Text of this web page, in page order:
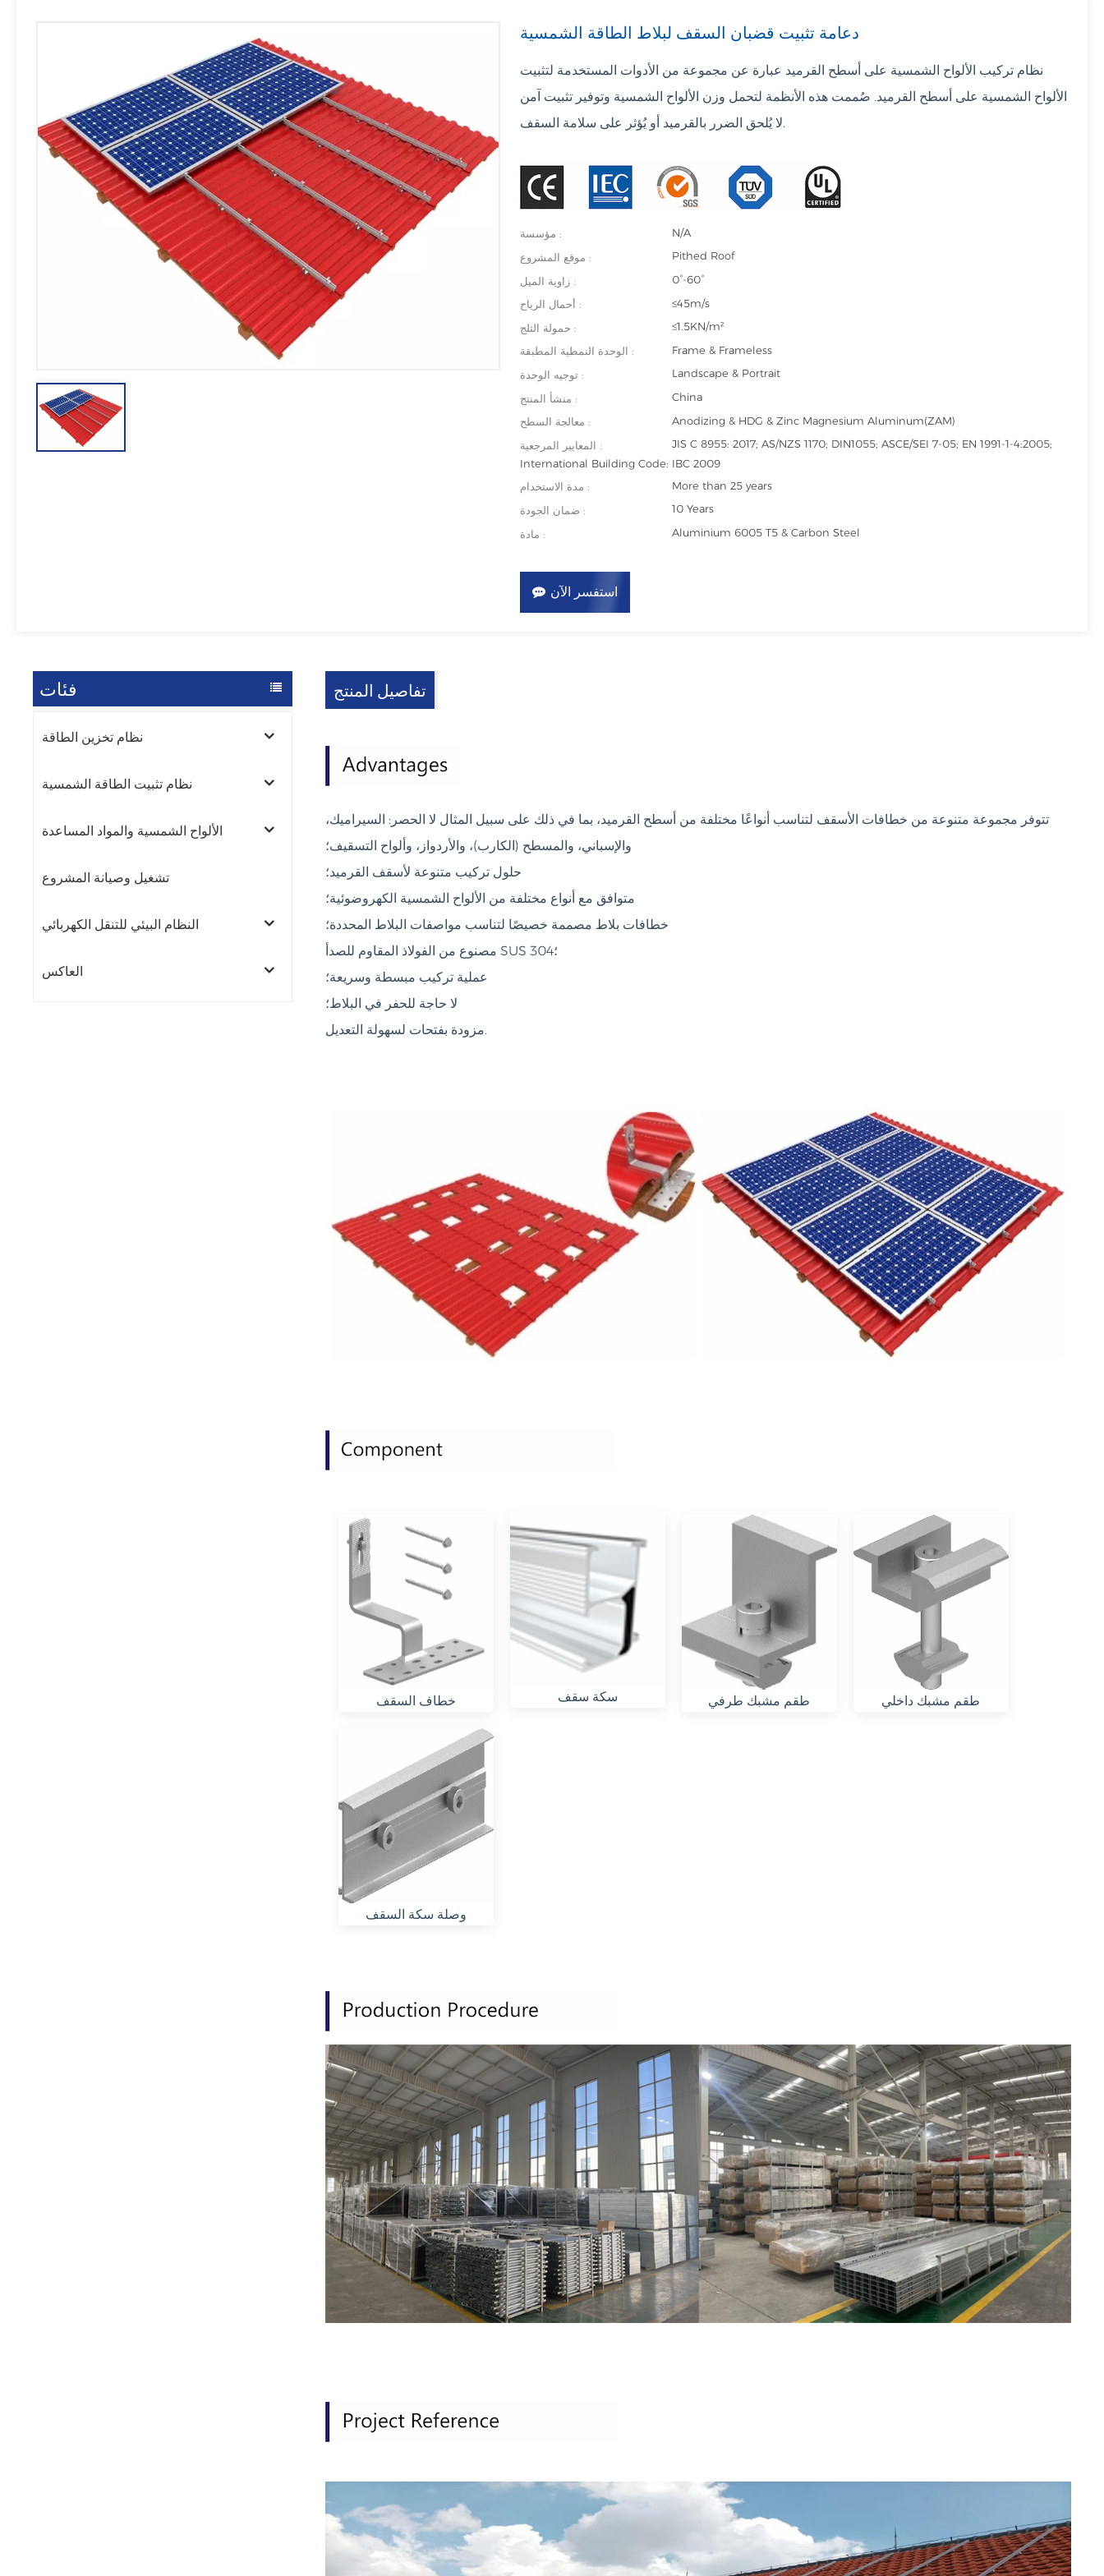
українська
دعامة تثبيت قضبان السقف لبلاط الطاقة الشمسية
نظام تركيب الألواح الشمسية على أسطح القرميد عبارة عن مجموعة من الأدوات المستخدمة لتثبيت
الألواح الشمسية على أسطح القرميد. صُممت هذه الأنظمة لتحمل وزن الألواح الشمسية وتوفير تثبيت آمن
لا يُلحق الضرر بالقرميد أو يُؤثر على سلامة السقف.
مؤسسة :
N/A
موقع المشروع :
Pithed Roof
زاوية الميل :
0°-60°
أحمال الرياح :
≤45m/s
حمولة الثلج :
≤1.5KN/m²
الوحدة النمطية المطبقة :
Frame & Frameless
توجيه الوحدة :
Landscape & Portrait
منشأ المنتج :
China
معالجة السطح :
Anodizing & HDG & Zinc Magnesium Aluminum(ZAM)
المعايير المرجعية :
JIS C 8955: 2017; AS/NZS 1170; DIN1055; ASCE/SEI 7-05; EN 1991-1-4:2005;
International Building Code: IBC 2009
مدة الاستخدام :
More than 25 years
ضمان الجودة :
10 Years
مادة :
Aluminium 6005 T5 & Carbon Steel
استفسر الآن
فئات
نظام تخزين الطاقة
نظام تثبيت الطاقة الشمسية
الألواح الشمسية والمواد المساعدة
تشغيل وصيانة المشروع
النظام البيئي للتنقل الكهربائي
العاكس
تفاصيل المنتج
تتوفر مجموعة متنوعة من خطافات الأسقف لتناسب أنواعًا مختلفة من أسطح القرميد، بما في ذلك على سبيل المثال لا الحصر: السيراميك،
والإسباني، والمسطح (الكارب)، والأردواز، وألواح التسقيف؛
حلول تركيب متنوعة لأسقف القرميد؛
متوافق مع أنواع مختلفة من الألواح الشمسية الكهروضوئية؛
خطافات بلاط مصممة خصيصًا لتناسب مواصفات البلاط المحددة؛
مصنوع من الفولاذ المقاوم للصدأ SUS 304؛
عملية تركيب مبسطة وسريعة؛
لا حاجة للحفر في البلاط؛
مزودة بفتحات لسهولة التعديل.
خطاف السقف سكة سقف طقم مشبك طرفي طقم مشبك داخلي
وصلة سكة السقف